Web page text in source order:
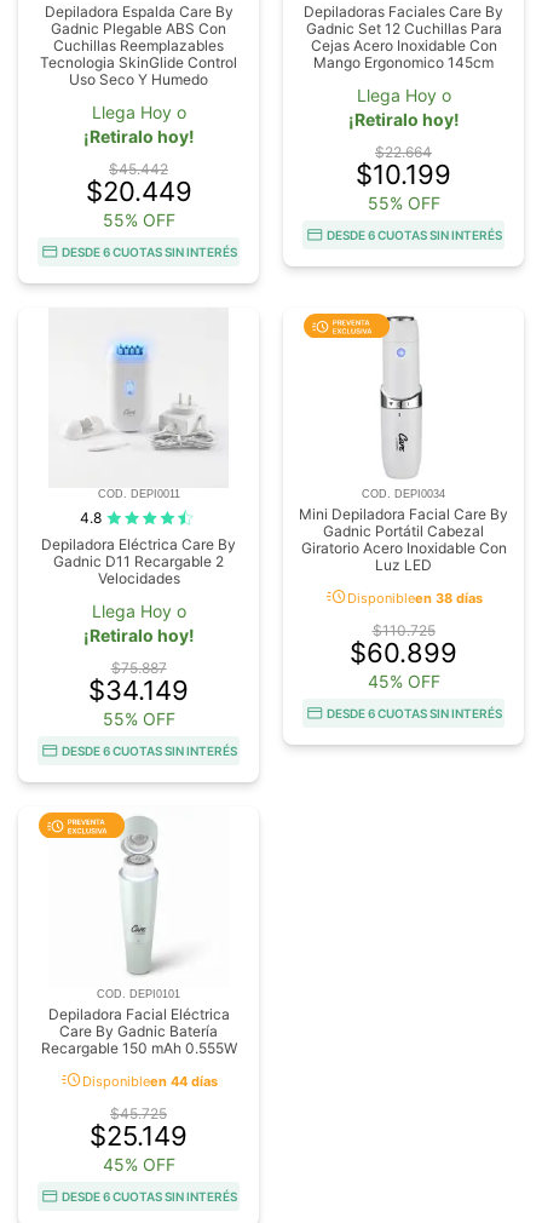
Depiladora Espalda Care By
Gadnic Plegable ABS Con
Cuchillas Reemplazables
Tecnologia SkinGlide Control
Uso Seco Y Humedo
Llega Hoy o
¡Retiralo hoy!
$45.442
$20.449
55% OFF
DESDE 6 CUOTAS SIN INTERÉS
Depiladoras Faciales Care By
Gadnic Set 12 Cuchillas Para
Cejas Acero Inoxidable Con
Mango Ergonomico 145cm
Llega Hoy o
¡Retiralo hoy!
$22.664
$10.199
55% OFF
DESDE 6 CUOTAS SIN INTERÉS
COD. DEPI0011
4.8
Depiladora Eléctrica Care By
Gadnic D11 Recargable 2
Velocidades
Llega Hoy o
¡Retiralo hoy!
$75.887
$34.149
55% OFF
DESDE 6 CUOTAS SIN INTERÉS
COD. DEPI0034
Mini Depiladora Facial Care By
Gadnic Portátil Cabezal
Giratorio Acero Inoxidable Con
Luz LED
acuteDisponibleen 38 días
$110.725
$60.899
45% OFF
DESDE 6 CUOTAS SIN INTERÉS
COD. DEPI0101
Depiladora Facial Eléctrica
Care By Gadnic Batería
Recargable 150 mAh 0.555W
acuteDisponibleen 44 días
$45.725
$25.149
45% OFF
DESDE 6 CUOTAS SIN INTERÉS